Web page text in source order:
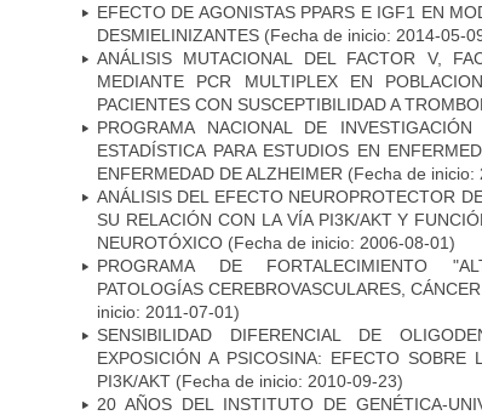
EFECTO DE AGONISTAS PPARS E IGF1 EN
DESMIELINIZANTES (Fecha de inicio: 2014-05-
ANÁLISIS MUTACIONAL DEL FACTOR V,
MEDIANTE PCR MULTIPLEX EN
PACIENTES CON SUSCEPTIBILIDAD A
PROGRAMA NACIONAL DE
ESTADÍSTICA PARA ESTUDIOS EN
ENFERMEDAD DE ALZHEIMER (Fecha de inicio:
ANÁLISIS DEL EFECTO NEUROPROTECTOR
SU RELACIÓN CON LA VÍA PI3K/AKT Y
NEUROTÓXICO (Fecha de inicio: 2006-08-01)
PROGRAMA DE FORTALECIMIENTO
PATOLOGÍAS CEREBROVASCULARES,
inicio: 2011-07-01)
SENSIBILIDAD DIFERENCIAL DE
EXPOSICIÓN A PSICOSINA: EFECTO SOBRE
PI3K/AKT (Fecha de inicio: 2010-09-23)
20 AÑOS DEL INSTITUTO DE GENÉTICA-